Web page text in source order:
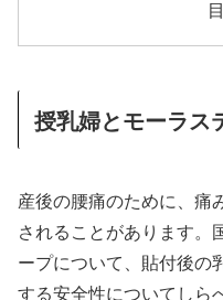
授乳婦とモーラス
産後の腰痛のために、痛
されることがあります。
ープについて、貼付後の
する安全性についてしら